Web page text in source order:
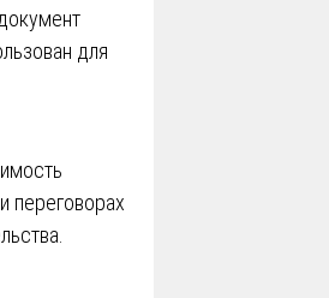
для
переговорах